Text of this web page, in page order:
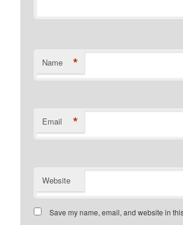
Name *
Email *
Website
Save my name, email, and website in